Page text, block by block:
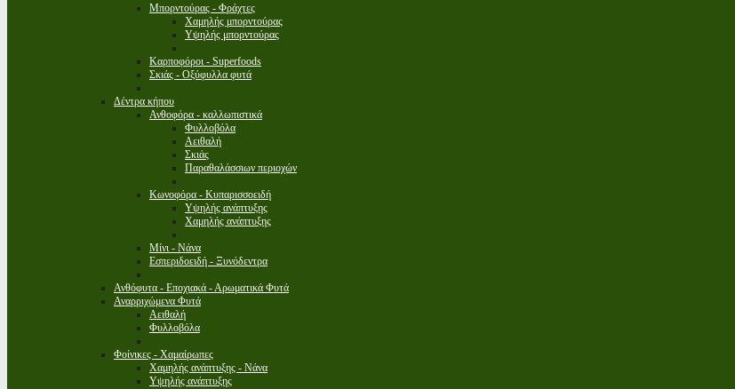
Μπορντούρας - Φράχτες
Χαμηλής μπορντούρας
Υψηλής μπορντούρας
Καρποφόροι - Superfoods
Σκιάς - Οξύφυλλα φυτά
Δέντρα κήπου
Ανθοφόρα - καλλωπιστικά
Φυλλοβόλα
Αειθαλή
Σκιάς
Παραθαλάσσιων περιοχών
Κωνοφόρα - Κυπαρισσοειδή
Υψηλής ανάπτυξης
Χαμηλής ανάπτυξης
Μίνι - Νάνα
Εσπεριδοειδή - Ξυνόδεντρα
Ανθόφυτα - Εποχιακά - Αρωματικά Φυτά
Αναρριχώμενα Φυτά
Αειθαλή
Φυλλοβόλα
Φοίνικες - Χαμαίρωπες
Χαμηλής ανάπτυξης - Νάνα
Υψηλής ανάπτυξης